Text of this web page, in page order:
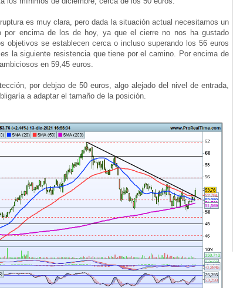
es muy clara, pero dada la situación actual necesitamos un
por encima de los de hoy, ya que el cierre no nos ha gustado
objetivos se establecen cerca o incluso superando los 56 euros
la siguiente resistencia que tiene por el camino. Por encima de
en 59,45 euros.
por debjao de 50 euros, algo alejado del nivel de entrada,
a adaptar el tamaño de la posición.